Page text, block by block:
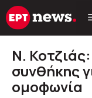
Μετάβαση
σε
Ν.
συνθήκης
ομοφωνία